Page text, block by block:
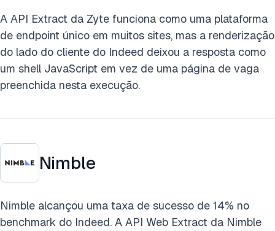
A API Extract da Zyte funciona como uma plataforma
de endpoint único em muitos sites, mas a renderização
do lado do cliente do Indeed deixou a resposta como
um shell JavaScript em vez de uma página de vaga
preenchida nesta execução.
Nimble
Nimble alcançou uma taxa de sucesso de 14% no
benchmark do Indeed. A API Web Extract da Nimble